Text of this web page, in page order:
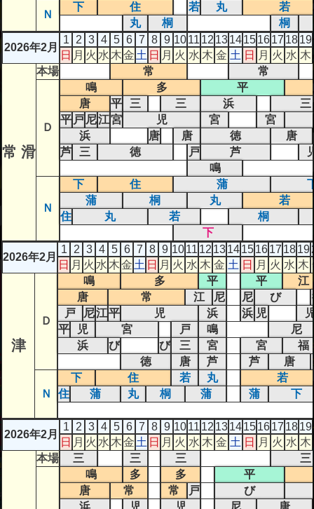
Ｎ
下 住 若 丸
若
丸
桐
桐
2026年2月
1 2 3 4 5 6 7 8 9 1011 12 1314151617 1819
日 月 火 水 木金 土 日 月 火 水 木 金 土 日 月 火 水 木
常 滑
本場 常 常
Ｄ
鳴 多
平
唐
平 三 三 浜
三
平 戸 尼江宮 児 宮
宮
浜
唐 唐 徳
唐
芦
三 徳 戸 芦
鳴
Ｎ
下 住 蒲
蒲
桐 丸
若
住
丸 若
桐
下
2026年2月
1 2 3 4 5 6 7 8 9 1011 12 1314151617 1819
日 月 火 水 木金 土 日 月 火 水 木 金 土 日 月 火 水 木
津
Ｄ
鳴 多 平 平
江
唐
常 江 尼 尼 び
戸
尼江平 児 浜 浜 児
平
児 宮 戸 鳴
尼
浜
び び 三 宮 宮
福
徳
唐 芦 芦 唐
Ｎ
下 住 若 丸
若
住
蒲 丸 桐 蒲 蒲 下
2026年2月
1 2 3 4 5 6 7 8 9 1011 12 1314151617 1819
日 月 火 水 木金 土 日 月 火 水 木 金 土 日 月 火 水 木
本場
三 三 三 三
鳴 多 多
平
唐
常 常 戸
び